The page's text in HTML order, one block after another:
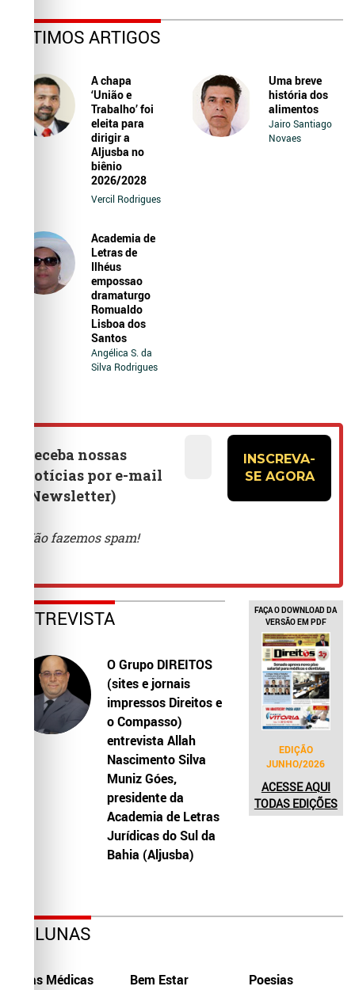
ÚLTIMOS ARTIGOS
A chapa
‘União e
Trabalho’ foi
eleita para
dirigir a
Aljusba no
biênio
2026/2028
Vercil Rodrigues
Uma breve
história dos
alimentos
Jairo Santiago
Novaes
Academia de
Letras de
Ilhéus
empossao
dramaturgo
Romualdo
Lisboa dos
Santos
Angélica S. da
Silva Rodrigues
ENTREVISTA
O Grupo DIREITOS
(sites e jornais
impressos Direitos e
o Compasso)
entrevista Allah
Nascimento Silva
Muniz Góes,
presidente da
Academia de Letras
Jurídicas do Sul da
Bahia (Aljusba)
FAÇA O DOWNLOAD DA
VERSÃO EM PDF
EDIÇÃO
JUNHO/2026
ACESSE AQUI
TODAS EDIÇÕES
COLUNAS
Dicas Médicas Bem Estar Poesias